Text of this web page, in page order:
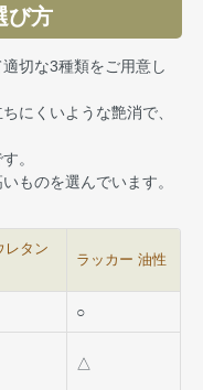
び方
切な3種類をご用意し
にくいような艶消で、
。
ものを選んでいます。
レタン
ラッカー 油性
○
△